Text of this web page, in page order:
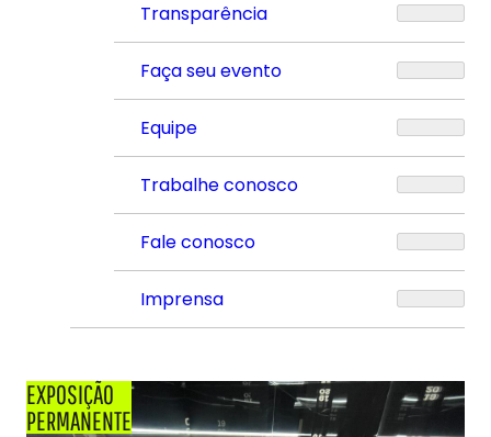
Transparência
Faça seu evento
Equipe
Trabalhe conosco
Fale conosco
Imprensa
EXPOSIÇÃO
PERMANENTE